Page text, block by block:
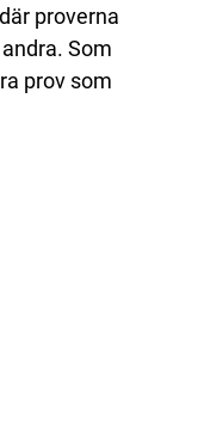
proverna
Som
prov som